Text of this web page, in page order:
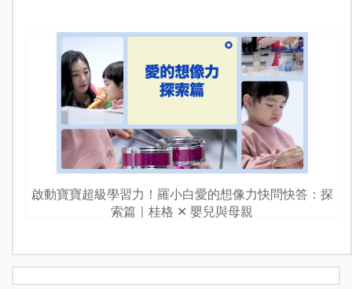
啟動寶寶超級學習力！羅小白愛的想像力快問快答：探
索篇｜桂格 ✕ 嬰兒與母親